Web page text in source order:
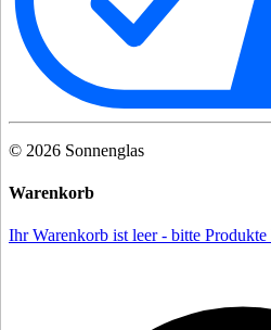
© 2026 Sonnenglas
Warenkorb
Ihr Warenkorb ist leer - bitte